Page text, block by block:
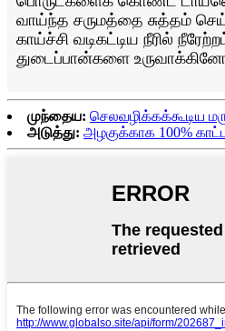
வாய்ந்த சருமத்தை சுத்தம்
காய்ச்சி வடிகட்டிய நீரில்
துடைப்பான்களை
முந்தைய: செலவழிக்கக்கூடிய
அடுத்து: அழகுக்காக 100%